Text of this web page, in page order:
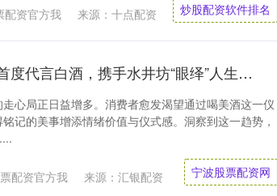
炒股配资软件排名
来源：十点配资
配资官方我
宁波股票配资网 首度代言白酒，携手水井坊“眼绎”人生美事
心局正日益增多。消费者愈发渴望通过喝美酒这一仪
记的美事增添情绪价值与仪式感。洞察到这一趋势，
宁波股票配资网
来源：汇银配资
配资官方我